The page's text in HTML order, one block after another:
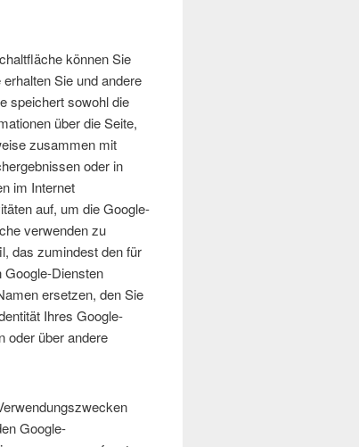
können Sie
Sie und andere
speichert sowohl die
über die Seite,
zusammen mit
oder in
im Internet
auf, um die Google-
verwenden zu
das zumindest den für
Diensten
ersetzen, den Sie
Ihres Google-
oder über andere
Google-